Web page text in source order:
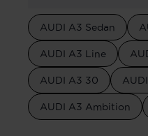
AUDI A3 Sedan
AUDI A3 Line
AUDI A3 30
AUDI A3 Ambition